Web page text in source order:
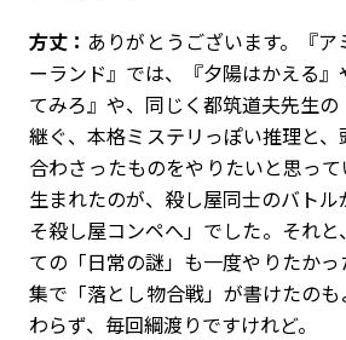
方丈： ありがとうございます。『
ーランド』では、『夕陽はかえる
てみろ』や、同じく都筑道夫先生
継ぐ、本格ミステリっぽい推理と
合わさったものをやりたいと思っ
生まれたのが、殺し屋同士のバト
そ殺し屋コンペへ」でした。それ
ての「日常の謎」も一度やりたか
集で「落とし物合戦」が書けたの
わらず、毎回綱渡りですけれど。